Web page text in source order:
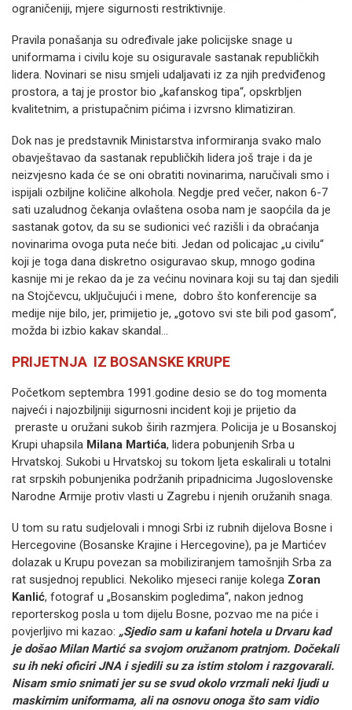
ograničeniji, mjere sigurnosti restriktivnije.
Pravila ponašanja su određivale jake policijske snage u
uniformama i civilu koje su osiguravale sastanak republičkih
lidera. Novinari se nisu smjeli udaljavati iz za njih predviđenog
prostora, a taj je prostor bio „kafanskog tipa“, opskrbljen
kvalitetnim, a pristupačnim pićima i izvrsno klimatiziran.
Dok nas je predstavnik Ministarstva informiranja svako malo
obavještavao da sastanak republičkih lidera još traje i da je
neizvjesno kada će se oni obratiti novinarima, naručivali smo i
ispijali ozbiljne količine alkohola. Negdje pred večer, nakon 6-7
sati uzaludnog čekanja ovlaštena osoba nam je saopćila da je
sastanak gotov, da su se sudionici već razišli i da obraćanja
novinarima ovoga puta neće biti. Jedan od policajac „u civilu“
koji je toga dana diskretno osiguravao skup, mnogo godina
kasnije mi je rekao da je za većinu novinara koji su taj dan sjedili
na Stojčevcu, uključujući i mene, dobro što konferencije sa
medije nije bilo, jer, primijetio je, „gotovo svi ste bili pod gasom“,
možda bi izbio kakav skandal...
PRIJETNJA IZ BOSANSKE KRUPE
Početkom septembra 1991.godine desio se do tog momenta
najveći i najozbiljniji sigurnosni incident koji je prijetio da
preraste u oružani sukob širih razmjera. Policija je u Bosanskoj
Krupi uhapsila Milana Martića, lidera pobunjenih Srba u
Hrvatskoj. Sukobi u Hrvatskoj su tokom ljeta eskalirali u totalni
rat srpskih pobunjenika podržanih pripadnicima Jugoslovenske
Narodne Armije protiv vlasti u Zagrebu i njenih oružanih snaga.
U tom su ratu sudjelovali i mnogi Srbi iz rubnih dijelova Bosne i
Hercegovine (Bosanske Krajine i Hercegovine), pa je Martićev
dolazak u Krupu povezan sa mobiliziranjem tamošnjih Srba za
rat susjednoj republici. Nekoliko mjeseci ranije kolega Zoran
Kanlić, fotograf u „Bosanskim pogledima“, nakon jednog
reporterskog posla u tom dijelu Bosne, pozvao me na piće i
povjerljivo mi kazao: „Sjedio sam u kafani hotela u Drvaru kad
je došao Milan Martić sa svojom oružanom pratnjom. Dočekali
su ih neki oficiri JNA i sjedili su za istim stolom i razgovarali.
Nisam smio snimati jer su se svud okolo vrzmali neki ljudi u
maskirnim uniformama, ali na osnovu onoga što sam vidio